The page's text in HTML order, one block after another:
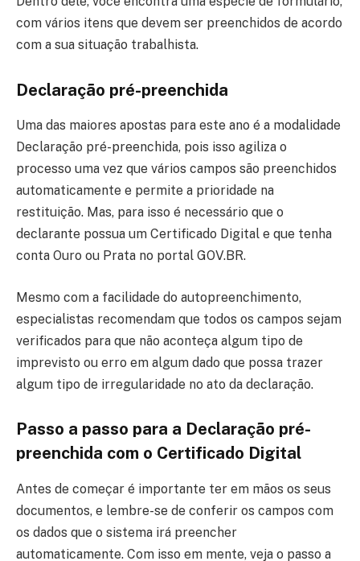
com vários itens que devem ser preenchidos de acordo
com a sua situação trabalhista.
Declaração pré-preenchida
Uma das maiores apostas para este ano é a modalidade
Declaração pré-preenchida, pois isso agiliza o
processo uma vez que vários campos são preenchidos
automaticamente e permite a prioridade na
restituição. Mas, para isso é necessário que o
declarante possua um Certificado Digital e que tenha
conta Ouro ou Prata no portal GOV.BR.
Mesmo com a facilidade do autopreenchimento,
especialistas recomendam que todos os campos sejam
verificados para que não aconteça algum tipo de
imprevisto ou erro em algum dado que possa trazer
algum tipo de irregularidade no ato da declaração.
Passo a passo para a Declaração pré-
preenchida com o Certificado Digital
Antes de começar é importante ter em mãos os seus
documentos, e lembre-se de conferir os campos com
os dados que o sistema irá preencher
automaticamente. Com isso em mente, veja o passo a